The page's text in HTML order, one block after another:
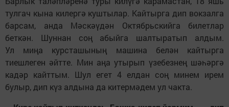
тулгач кына килергә куштылар. Кайтырга дип вокзалга
барсам, анда Мәскәүдән Октябрьскийга билетлар
беткән. Шуннан соң абыйга шалтыратып алдым.
Ул миңа курсташының машина белән кайтырга
тиешлеген әйтте. Мин аңа утырып үзебезнең шәһәргә
кадәр кайттым. Шул егет 4 елдан соң минем ирем
булыр, дип күз алдына да китермәдем ул чакта.